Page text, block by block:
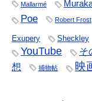
Mallarmé
Poe Robert Frost
Exupery Sheckley
YouTube そ
想
捕物帖 映